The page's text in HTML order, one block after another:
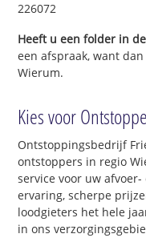
226072
Heeft u een folder in
een afspraak, want
Wierum.
Kies voor
Ontstoppingsbedrijf
ontstoppers in regio
service voor uw
ervaring, scherpe
loodgieters het hele
in ons